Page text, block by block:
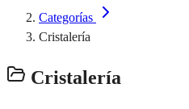
Categorías
Cristalería
Cristalería